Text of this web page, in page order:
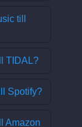
till
TIDAL?
Spotify?
Amazon